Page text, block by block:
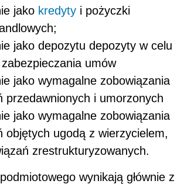
jako kredyty i pożyczki
jako depozytu depozyty w celu
umów
jako wymagalne zobowiązania
przedawnionych i umorzonych
jako wymagalne zobowiązania
objętych ugodą z wierzycielem,
zrestrukturyzowanych.
podmiotowego wynikają głównie z